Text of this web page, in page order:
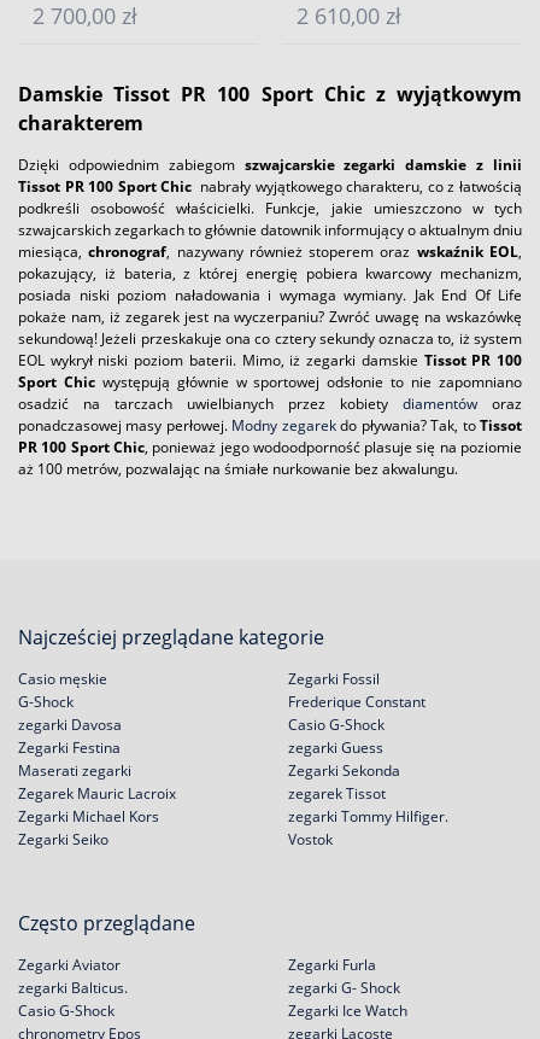
2 700,00 zł 2 610,00 zł
DamskieTissot PR 100 Sport Chic z wyjątkowym
charakterem
Dzięki odpowiednim zabiegomszwajcarskie zegarki damskie z linii
Tissot PR 100 Sport Chic nabrały wyjątkowego charakteru, co z łatwością
podkreśli osobowość właścicielki. Funkcje, jakie umieszczono w tych
szwajcarskich zegarkach to głównie datownik informujący o aktualnym dniu
miesiąca, chronograf, nazywany również stoperem oraz wskaźnik EOL,
pokazujący, iż bateria, z której energię pobiera kwarcowy mechanizm,
posiada niski poziom naładowania i wymaga wymiany. Jak End Of Life
pokaże nam, iż zegarek jest na wyczerpaniu? Zwróć uwagę na wskazówkę
sekundową! Jeżeli przeskakuje ona co cztery sekundy oznacza to, iż system
EOL wykrył niski poziom baterii. Mimo, iż zegarki damskie Tissot PR 100
Sport Chicwystępują głównie w sportowej odsłonie to nie zapomniano
osadzić na tarczach uwielbianych przez kobiety diamentów oraz
ponadczasowej masy perłowej. Modny zegarekdo pływania? Tak, toTissot
PR 100 Sport Chic, ponieważ jego wodoodporność plasuje się na poziomie
aż 100 metrów, pozwalając na śmiałe nurkowanie bez akwalungu.
Najcześciej przeglądane kategorie
Casio męskie
G-Shock
zegarki Davosa
Zegarki Festina
Zegarki Fossil
Frederique Constant
Casio G-Shock
zegarki Guess
Maserati zegarki
Zegarek Mauric Lacroix
Zegarki Michael Kors
Zegarki Seiko
Zegarki Sekonda
zegarek Tissot
zegarki Tommy Hilfiger.
Vostok
Często przeglądane
Zegarki Aviator
zegarki Balticus.
Casio G-Shock
chronometry Epos
Zegarki Furla
zegarki G- Shock
Zegarki Ice Watch
zegarki Lacoste